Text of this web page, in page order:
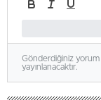
Gönderdiğiniz yorum
yayınlanacaktır.